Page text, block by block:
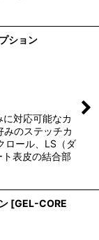
ション
対応可能なカ
みのステッチカ
ロール、LS（ダ
表皮の結合部
[GEL-CORE